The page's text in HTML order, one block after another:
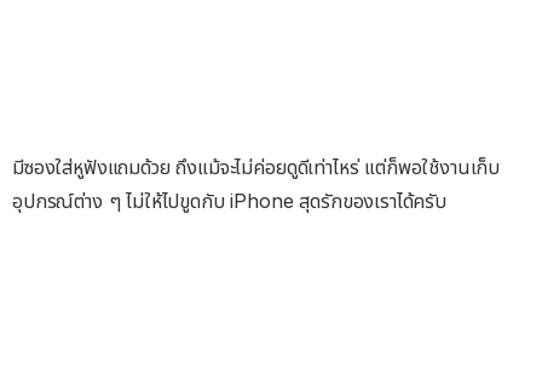
มีซองใส่หูฟังแถมด้วย ถึงแม้จะไม่ค่อยดูดีเท่าไหร่ แต่ก็พอใช้งานเก็บ
อุปกรณ์ต่าง ๆ ไม่ให้ไปขูดกับ iPhone สุดรักของเราได้ครับ